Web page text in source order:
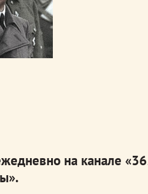
на канале